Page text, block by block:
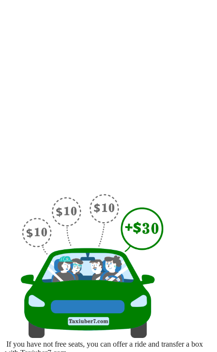
If you have not free seats, you can offer a ride and transfer a box